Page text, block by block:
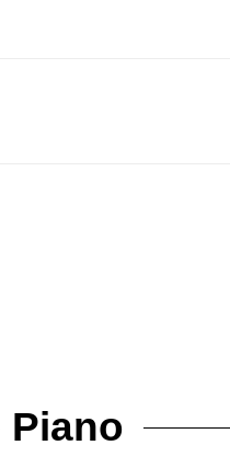
Piano